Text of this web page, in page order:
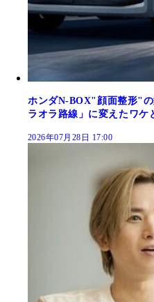
ホンダN-BOX"顔面整形"の
ラオラ路線」に変えたワケ
2026年07月28日 17:00